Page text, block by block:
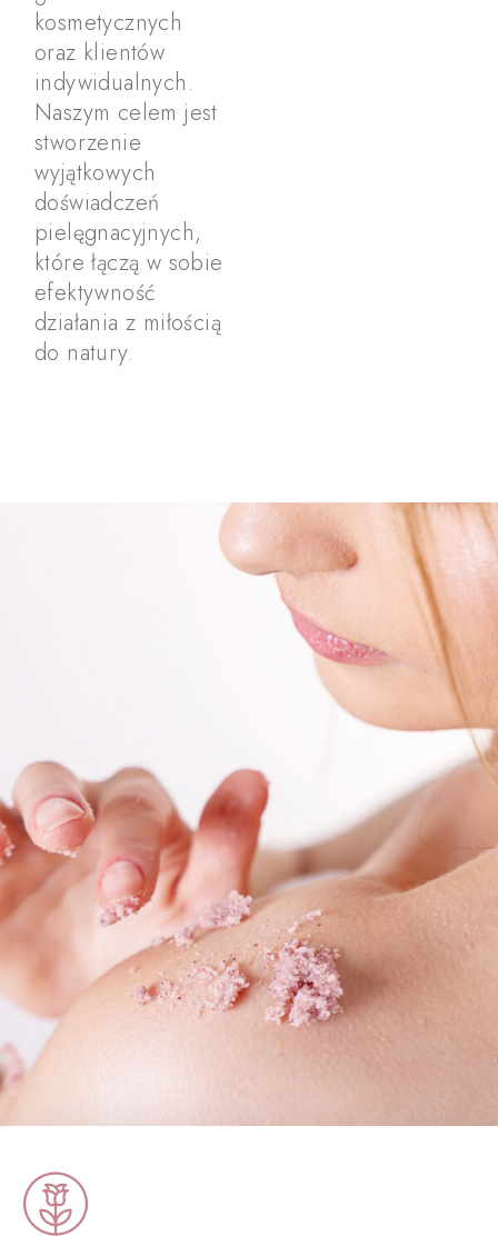
kosmetycznych
oraz klientów
indywidualnych.
Naszym celem jest
stworzenie
wyjątkowych
doświadczeń
pielęgnacyjnych,
które łączą w sobie
efektywność
działania z miłością
do natury.